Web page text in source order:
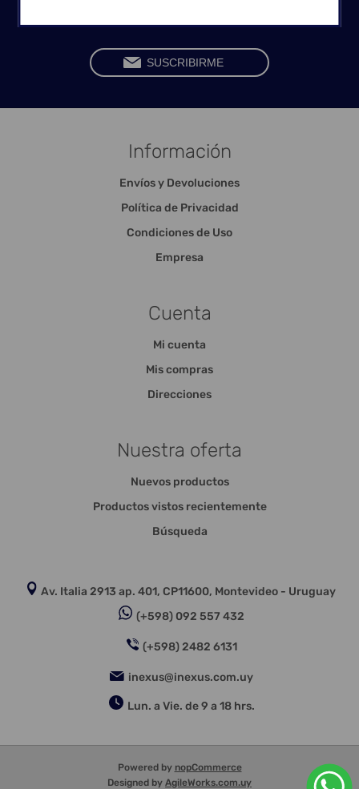
Información
Envíos y Devoluciones
Política de Privacidad
Condiciones de Uso
Empresa
Cuenta
Mi cuenta
Mis compras
Direcciones
Nuestra oferta
Nuevos productos
Productos vistos recientemente
Búsqueda
Av. Italia 2913 ap. 401, CP11600, Montevideo - Uruguay
(+598) 092 557 432
(+598) 2482 6131
inexus@inexus.com.uy
Lun. a Vie. de 9 a 18 hrs.
Powered by nopCommerce
Designed by AgileWorks.com.uy